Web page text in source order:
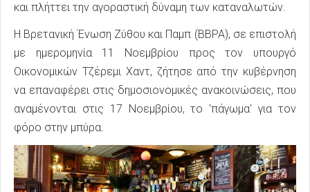
και πλήττει την αγοραστική δύναμη των καταναλωτών.
Η Βρετανική Ένωση Ζύθου και Παμπ (BBPA), σε επιστολή
με ημερομηνία 11 Νοεμβρίου προς τον υπουργό
Οικονομικών Τζέρεμι Χαντ, ζήτησε από την κυβέρνηση
να επαναφέρει στις δημοσιονομικές ανακοινώσεις, που
αναμένονται στις 17 Νοεμβρίου, το 'πάγωμα' για τον
φόρο στην μπύρα.